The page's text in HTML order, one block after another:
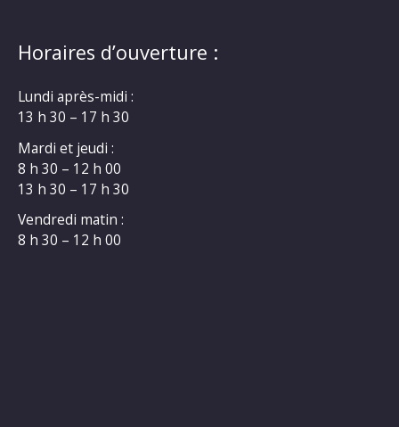
Horaires d’ouverture :
Lundi après-midi :
13 h 30 – 17 h 30
Mardi et jeudi :
8 h 30 – 12 h 00
13 h 30 – 17 h 30
Vendredi matin :
8 h 30 – 12 h 00